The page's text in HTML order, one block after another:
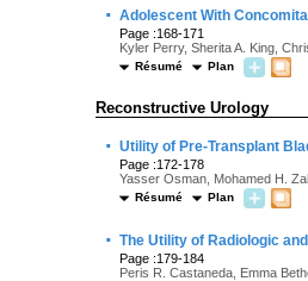
· Adolescent With
Page :168-171
Kyler Perry, Sherita A. King,
Résumé Plan
Reconstructive Urology
· Utility of Pre-Transplant
Page :172-178
Yasser Osman, Mohamed H.
Résumé Plan
· The Utility of Radiologic
Page :179-184
Peris R. Castaneda, Emma